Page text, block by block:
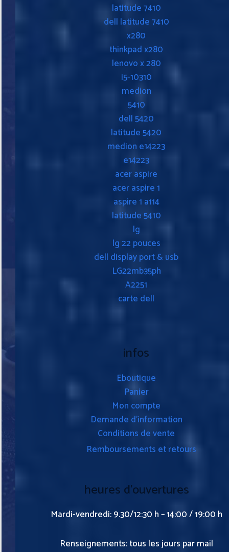
latitude 7410
dell latitude 7410
x280
thinkpad x280
lenovo x 280
i5-10310
medion
5410
dell 5420
latitude 5420
medion e14223
e14223
acer aspire
acer aspire 1
aspire 1 a114
latitude 5410
lg
lg 22 pouces
dell display port & usb
LG22mb35ph
A2251
carte dell
infos
Eboutique
Panier
Mon compte
Demande d’information
Conditions de vente
Remboursements et retours
heures d’ouvertures
Mardi-vendredi: 9.30/12:30 h – 14:00 / 19:00 h
Renseignements: tous les jours par mail